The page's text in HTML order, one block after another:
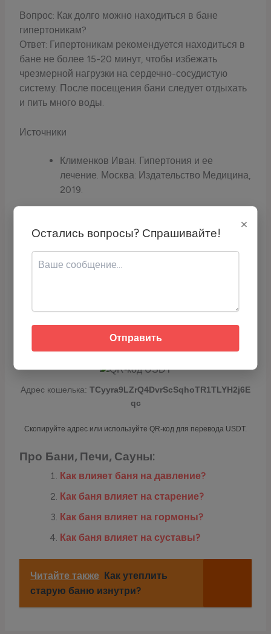
Вопрос: Как долго можно находиться в бане
гипертоникам?
Ответ: Гипертоникам рекомендуется находиться в
бане не более 15-20 минут, чтобы избежать
чрезмерной нагрузки на сердечно-сосудистую
систему. После посещения бани следует отдыхать
и пить много воды.
Источники
Клименков Иван. Гипертония и ее
лечение. Москва: Издательство Медицина,
2019.
медицина — zdorovye.ru
Шестаков Сергей. Посещение бани при
отблагодарить через USDT (TRC-20):
Адрес кошелька: TCyyra9LZrQ4DvrScSqhoTR1TLYH2j6E
qc
Скопируйте адрес или используйте QR-код для перевода USDT.
Про Бани, Печи, Сауны:
Как влияет баня на давление?
Как баня влияет на старение?
Как баня влияет на гормоны?
Как баня влияет на суставы?
Читайте также Как утеплить
старую баню изнутри?
×
Остались вопросы? Спрашивайте!
Отправить